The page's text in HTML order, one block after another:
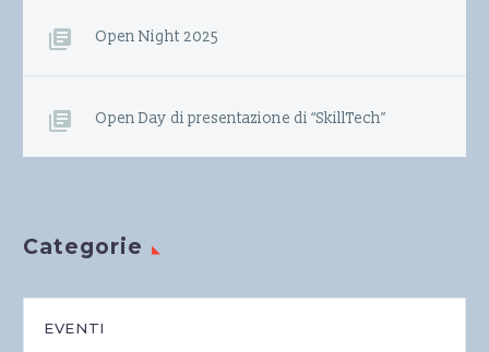
Open Night 2025
Open Day di presentazione di “SkillTech”
Categorie
EVENTI